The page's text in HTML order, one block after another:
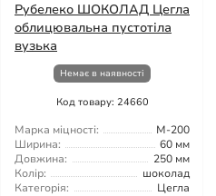
Рубелеко ШОКОЛАД Цегла
облицювальна пустотіла
вузька
Немає в наявності
Код товару: 24660
Марка міцності:
М-200
Ширина:
60 мм
Довжина:
250 мм
Колір:
шоколад
Категорія:
Цегла